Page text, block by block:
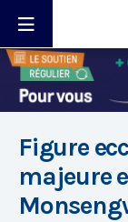
Figure
majeure